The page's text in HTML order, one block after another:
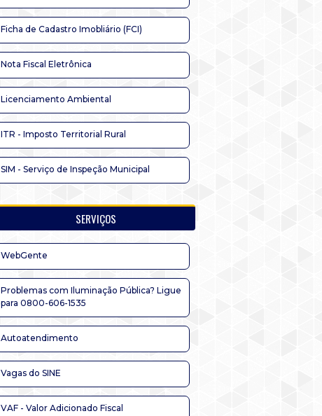
Ficha de Cadastro Imobliário (FCI)
Nota Fiscal Eletrônica
Licenciamento Ambiental
ITR - Imposto Territorial Rural
SIM - Serviço de Inspeção Municipal
SERVIÇOS
WebGente
Problemas com Iluminação Pública? Ligue
para 0800-606-1535
Autoatendimento
Vagas do SINE
VAF - Valor Adicionado Fiscal